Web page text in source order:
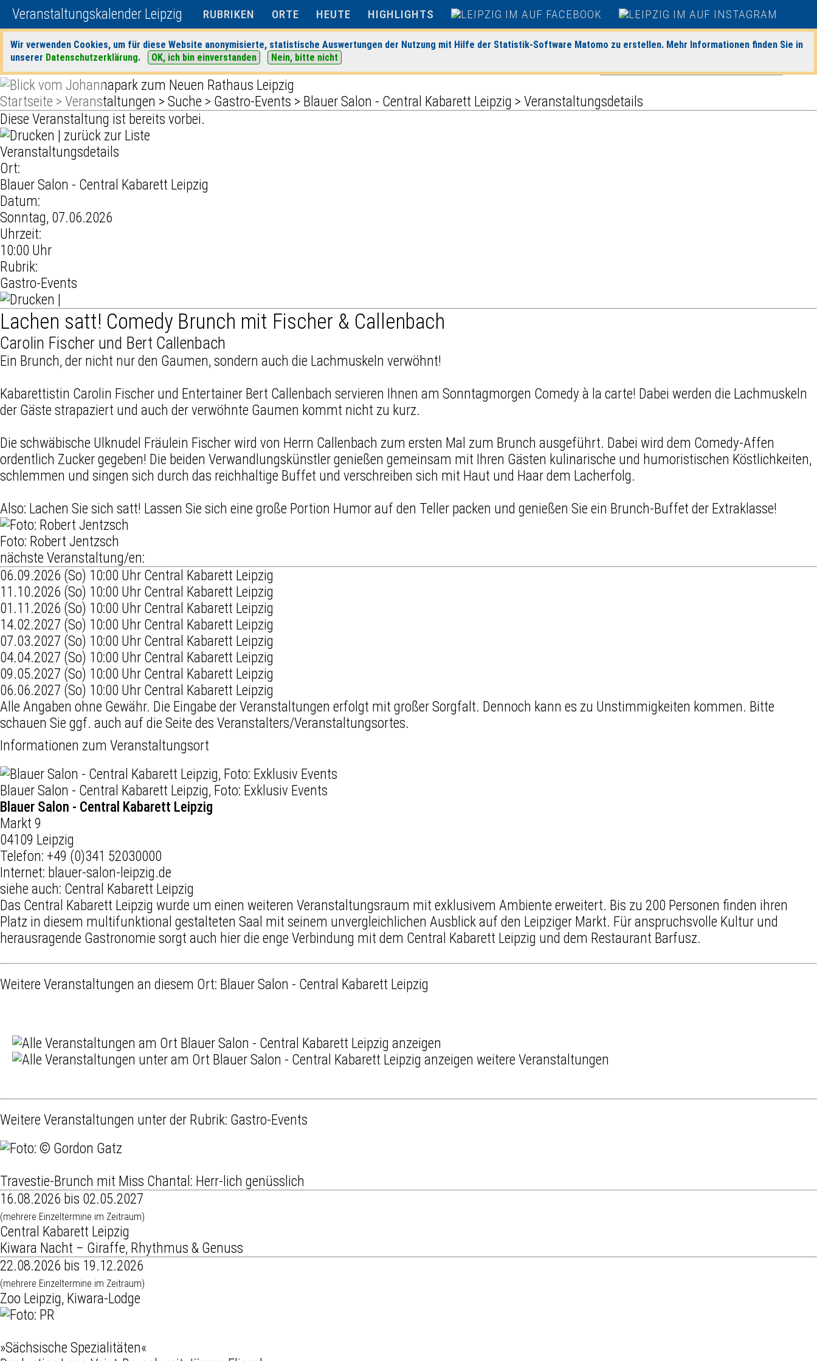
Veranstaltungskalender Leipzig RUBRIKEN ORTE HEUTE HIGHLIGHTS
Wir verwenden Cookies, um für diese Website anonymisierte, statistische Auswertungen der Nutzung mit Hilfe der Statistik-Software Matomo zu erstellen. Mehr Informationen finden Sie in
unserer Datenschutzerklärung. OK, ich bin einverstanden Nein, bitte nicht
heute|morgen|Detaillierte Suche
Startseite > Veranstaltungen > Suche > Gastro-Events > Blauer Salon - Central Kabarett Leipzig > Veranstaltungsdetails
Diese Veranstaltung ist bereits vorbei.
zurück zur Liste
Veranstaltungsdetails
Ort:
Blauer Salon - Central Kabarett Leipzig
Datum:
Sonntag, 07.06.2026
Uhrzeit:
10:00 Uhr
Rubrik:
Gastro-Events
Lachen satt! Comedy Brunch mit Fischer & Callenbach
Carolin Fischer und Bert Callenbach
Ein Brunch, der nicht nur den Gaumen, sondern auch die Lachmuskeln verwöhnt!
Kabarettistin Carolin Fischer und Entertainer Bert Callenbach servieren Ihnen am Sonntagmorgen Comedy à la carte! Dabei werden die Lachmuskeln
der Gäste strapaziert und auch der verwöhnte Gaumen kommt nicht zu kurz.
Die schwäbische Ulknudel Fräulein Fischer wird von Herrn Callenbach zum ersten Mal zum Brunch ausgeführt. Dabei wird dem Comedy-Affen
ordentlich Zucker gegeben! Die beiden Verwandlungskünstler genießen gemeinsam mit Ihren Gästen kulinarische und humoristischen Köstlichkeiten,
schlemmen und singen sich durch das reichhaltige Buffet und verschreiben sich mit Haut und Haar dem Lacherfolg.
Also: Lachen Sie sich satt! Lassen Sie sich eine große Portion Humor auf den Teller packen und genießen Sie ein Brunch-Buffet der Extraklasse!
Foto: Robert Jentzsch
nächste Veranstaltung/en:
06.09.2026 (So) 10:00 Uhr Central Kabarett Leipzig
11.10.2026 (So) 10:00 Uhr Central Kabarett Leipzig
01.11.2026 (So) 10:00 Uhr Central Kabarett Leipzig
14.02.2027 (So) 10:00 Uhr Central Kabarett Leipzig
07.03.2027 (So) 10:00 Uhr Central Kabarett Leipzig
04.04.2027 (So) 10:00 Uhr Central Kabarett Leipzig
09.05.2027 (So) 10:00 Uhr Central Kabarett Leipzig
06.06.2027 (So) 10:00 Uhr Central Kabarett Leipzig
Alle Angaben ohne Gewähr. Die Eingabe der Veranstaltungen erfolgt mit großer Sorgfalt. Dennoch kann es zu Unstimmigkeiten kommen. Bitte
schauen Sie ggf. auch auf die Seite des Veranstalters/Veranstaltungsortes.
Informationen zum Veranstaltungsort
Blauer Salon - Central Kabarett Leipzig, Foto: Exklusiv Events
Blauer Salon - Central Kabarett Leipzig
Markt 9
04109 Leipzig
Telefon: +49 (0)341 52030000
Internet: blauer-salon-leipzig.de
siehe auch: Central Kabarett Leipzig
Das Central Kabarett Leipzig wurde um einen weiteren Veranstaltungsraum mit exklusivem Ambiente erweitert. Bis zu 200 Personen finden ihren
Platz in diesem multifunktional gestalteten Saal mit seinem unvergleichlichen Ausblick auf den Leipziger Markt. Für anspruchsvolle Kultur und
herausragende Gastronomie sorgt auch hier die enge Verbindung mit dem Central Kabarett Leipzig und dem Restaurant Barfusz.
Weitere Veranstaltungen an diesem Ort: Blauer Salon - Central Kabarett Leipzig
weitere Veranstaltungen
Weitere Veranstaltungen unter der Rubrik: Gastro-Events
Travestie-Brunch mit Miss Chantal: Herr-lich genüsslich
16.08.2026 bis 02.05.2027
(mehrere Einzeltermine im Zeitraum)
Central Kabarett Leipzig
Kiwara Nacht – Giraffe, Rhythmus & Genuss
22.08.2026 bis 19.12.2026
(mehrere Einzeltermine im Zeitraum)
Zoo Leipzig, Kiwara-Lodge
»Sächsische Spezialitäten«